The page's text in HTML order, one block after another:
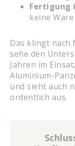
Fertigung
keine
Das klingt nach
sehe den
Jahren im
Aluminium-
und sieht auch
ordentlich aus.